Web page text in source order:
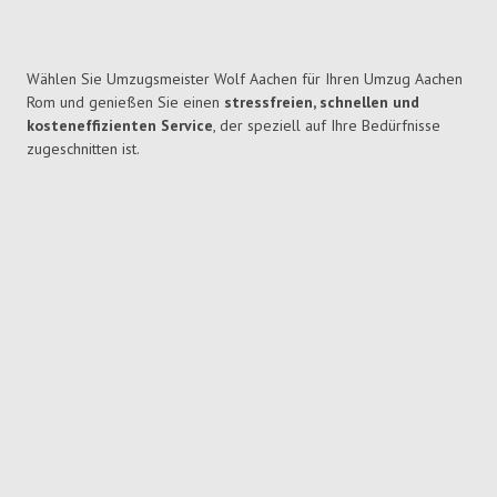
Wählen Sie Umzugsmeister Wolf Aachen für Ihren Umzug Aachen
Rom und genießen Sie einen stressfreien, schnellen und
kosteneffizienten Service, der speziell auf Ihre Bedürfnisse
zugeschnitten ist.